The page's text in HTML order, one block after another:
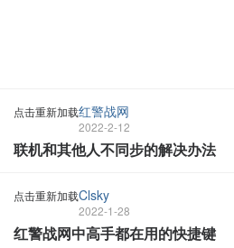
点击重新加载红警战网
2022-2-12
联机和其他人不同步的解决办法
点击重新加载Clsky
2022-1-28
红警战网中高手都在用的快捷键